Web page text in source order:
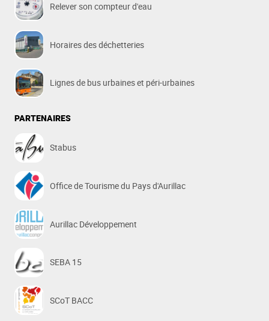
Relever son compteur d'eau
Horaires des déchetteries
Lignes de bus urbaines et péri-urbaines
PARTENAIRES
Stabus
Office de Tourisme du Pays d'Aurillac
Aurillac Développement
SEBA 15
SCoT BACC